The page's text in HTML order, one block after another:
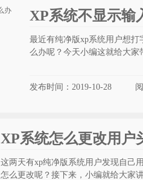
XP系统不显示输
最近有纯净版xp系统用户想
么办呢？今天小编这就给大
发布时间：2019-10-28
XP系统怎么更改用户
这两天有xp纯净版系统用户发现自己
怎么更改呢？接下来，小编就给大家